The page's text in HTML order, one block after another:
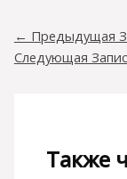
← Предыдущая
Следующая
Также